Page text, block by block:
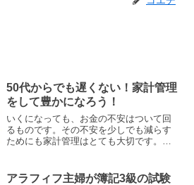
50代からでも遅くない！家計管理
をして豊かになろう！
いくになっても、お金の不安はついて回
るものです。その不安を少しでも減らす
ためにも家計管理はとても大切です。ア
も少しずつ解消するようになりました。
アラフィフ主婦が簿記3級の試験